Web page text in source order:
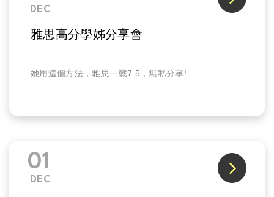
DEC
雅思高分學姊分享會
她用這個方法，雅思一戰7.5，無私分享!
01
DEC